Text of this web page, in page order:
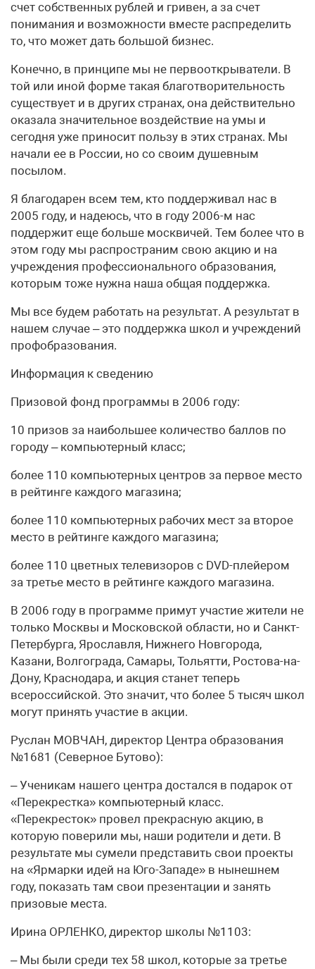
счет собственных рублей и гривен, а за счет
понимания и возможности вместе распределить
то, что может дать большой бизнес.
Конечно, в принципе мы не первооткрыватели. В
той или иной форме такая благотворительность
существует и в других странах, она действительно
оказала значительное воздействие на умы и
сегодня уже приносит пользу в этих странах. Мы
начали ее в России, но со своим душевным
посылом.
Я благодарен всем тем, кто поддерживал нас в
2005 году, и надеюсь, что в году 2006-м нас
поддержит еще больше москвичей. Тем более что в
этом году мы распространим свою акцию и на
учреждения профессионального образования,
которым тоже нужна наша общая поддержка.
Мы все будем работать на результат. А результат в
нашем случае – это поддержка школ и учреждений
профобразования.
Информация к сведению
Призовой фонд программы в 2006 году:
10 призов за наибольшее количество баллов по
городу – компьютерный класс;
более 110 компьютерных центров за первое место
в рейтинге каждого магазина;
более 110 компьютерных рабочих мест за второе
место в рейтинге каждого магазина;
более 110 цветных телевизоров с DVD-плейером
за третье место в рейтинге каждого магазина.
В 2006 году в программе примут участие жители не
только Москвы и Московской области, но и Санкт-
Петербурга, Ярославля, Нижнего Новгорода,
Казани, Волгограда, Самары, Тольятти, Ростова-на-
Дону, Краснодара, и акция станет теперь
всероссийской. Это значит, что более 5 тысяч школ
могут принять участие в акции.
Руслан МОВЧАН, директор Центра образования
№1681 (Северное Бутово):
– Ученикам нашего центра достался в подарок от
«Перекрестка» компьютерный класс.
«Перекресток» провел прекрасную акцию, в
которую поверили мы, наши родители и дети. В
результате мы сумели представить свои проекты
на «Ярмарки идей на Юго-Западе» в нынешнем
году, показать там свои презентации и занять
призовые места.
Ирина ОРЛЕНКО, директор школы №1103:
– Мы были среди тех 58 школ, которые за третье